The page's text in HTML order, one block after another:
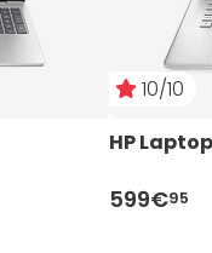
10/10
HP
599€95